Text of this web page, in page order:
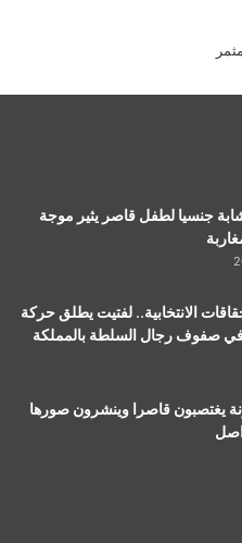
جنسيا لطفل قاصر يثير موجة
الانتخابية.. لفتيت يطلق حركة
في صفوف رجال السلطة بالمملكة
يغتصبون قاصرا وينشرون صورها